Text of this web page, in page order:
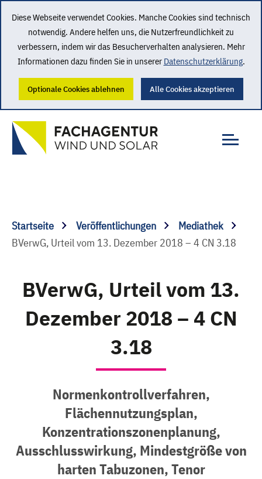
Diese Webseite verwendet Cookies. Manche Cookies sind technisch
notwendig. Andere helfen uns, die Nutzerfreundlichkeit zu
verbessern, indem wir das Besucherverhalten analysieren. Mehr
Informationen dazu finden Sie in unserer Datenschutzerklärung.
Optionale Cookies ablehnen Alle Cookies akzeptieren
Startseite Veröffentlichungen
Mediathek
BVerwG, Urteil vom 13. Dezember 2018 – 4 CN 3.18
BVerwG, Urteil vom 13.
Dezember 2018 – 4 CN
3.18
Normenkontrollverfahren,
Flächennutzungsplan,
Konzentrationszonenplanung,
Ausschlusswirkung, Mindestgröße von
harten Tabuzonen, Tenor